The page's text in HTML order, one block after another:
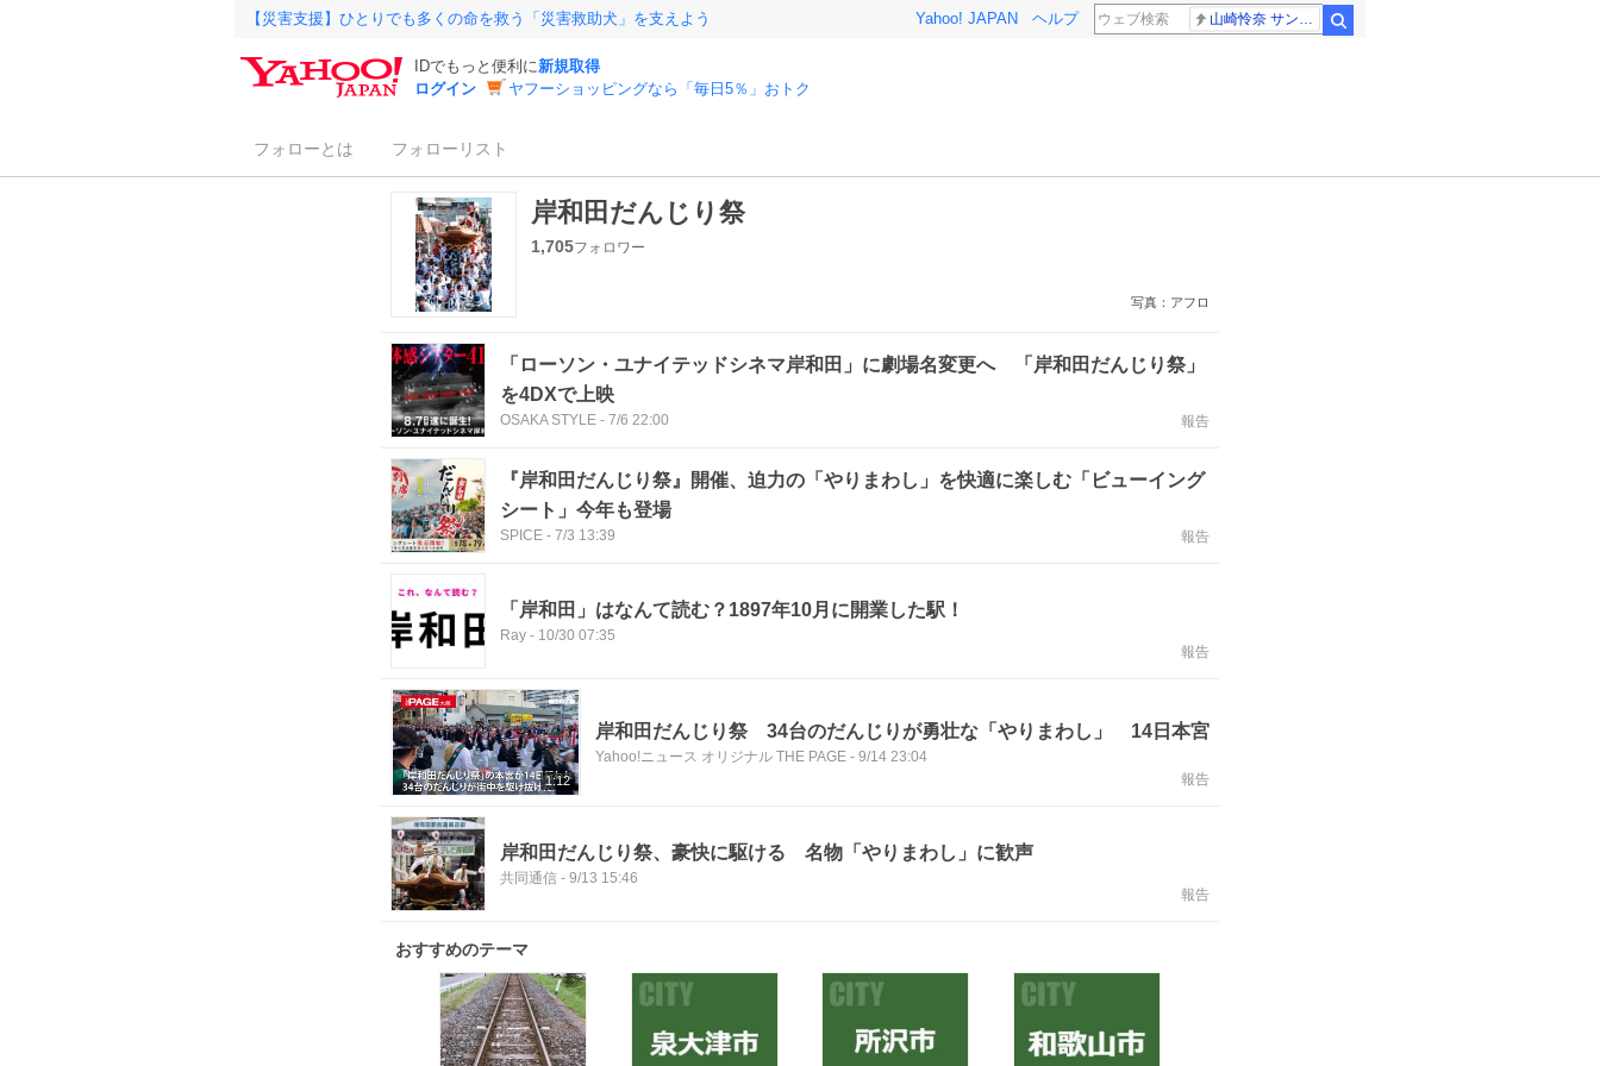
【災害支援】ひとりでも多くの命を救う「災害救助犬」を支えよう Yahoo! JAPAN ヘルプ
IDでもっと便利に新規取得
ログイン
ヤフーショッピングなら「毎日5％」おトク
フォローとは フォローリスト
岸和田だんじり祭
1,705フォロワー
写真：アフロ
「ローソン・ユナイテッドシネマ岸和田」に劇場名変更へ 「岸和田だんじり祭」
を4DXで上映
OSAKA STYLE - 7/6 22:00 報告
『岸和田だんじり祭』開催、迫力の「やりまわし」を快適に楽しむ「ビューイング
シート」今年も登場
SPICE - 7/3 13:39 報告
「岸和田」はなんて読む？1897年10月に開業した駅！
Ray - 10/30 07:35
報告
1:12
岸和田だんじり祭 34台のだんじりが勇壮な「やりまわし」 14日本宮
Yahoo!ニュース オリジナル THE PAGE - 9/14 23:04
報告
岸和田だんじり祭、豪快に駆ける 名物「やりまわし」に歓声
共同通信 - 9/13 15:46
報告
おすすめのテーマ